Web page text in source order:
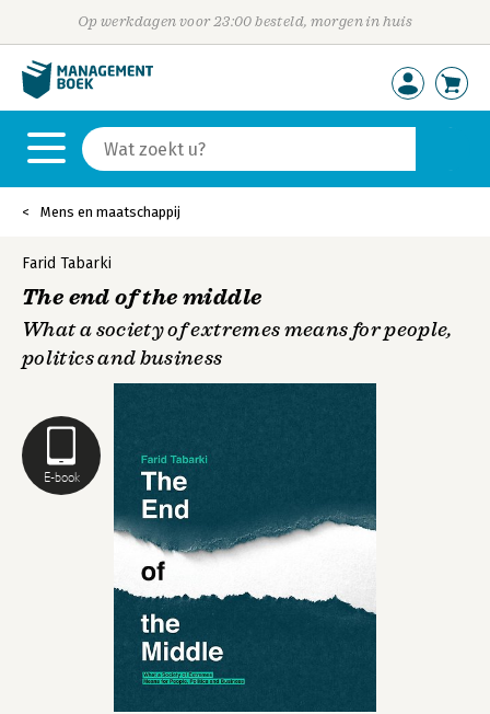
Op werkdagen voor 23:00 besteld, morgen in huis
Mens en maatschappij
E-book
Farid Tabarki
The end of the middle
What a society of extremes means for people,
politics and business